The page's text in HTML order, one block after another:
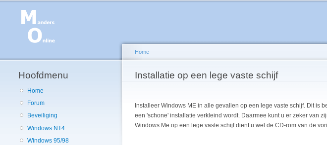
Hoofdmenu
Home
Forum
Beveiliging
Windows NT4
Windows 95/98
U bent hier
Home
Installatie op een lege vaste schijf
Installeer Windows ME in alle gevallen op een lege vaste schijf. Dit is
een 'schone' installatie verkleind wordt. Daarmee kunt u er zeker van
Windows Me op een lege vaste schijf dient u wel de CD-rom van de